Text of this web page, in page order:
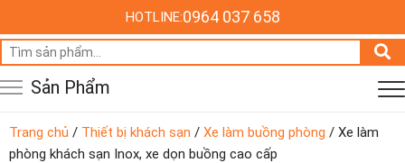
HOTLINE:0964 037 658
Tìm
kiếm:
Sản Phẩm
Trang chủ / Thiết bị khách sạn / Xe làm buồng phòng / Xe làm
phòng khách sạn Inox, xe dọn buồng cao cấp